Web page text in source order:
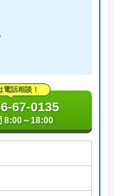
電話相談！
67-0135
8:00～18:00